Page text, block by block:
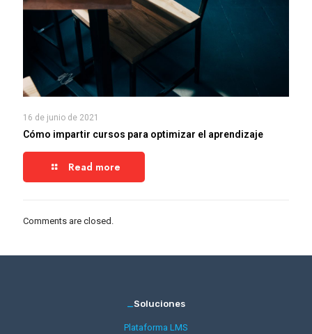
16 de junio de 2021
Cómo impartir cursos para optimizar el aprendizaje
Read more
Comments are closed.
_Soluciones
Plataforma LMS